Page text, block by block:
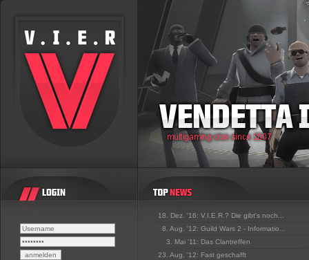
18. Dez. '16: V.I.E.R.? Die gibt's noch...
8. Aug. '12: Guild Wars 2 - Informatio...
3. Mai '11: Das Clantreffen
23. Aug. '12: Fast geschafft